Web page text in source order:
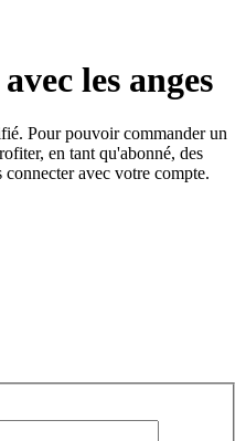
les anges
Pour pouvoir commander un
en tant qu'abonné, des
avec votre compte.